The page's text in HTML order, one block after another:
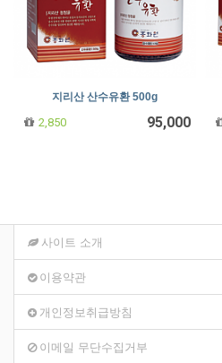
지리산 산수유환 500g
2,850 95,000
사이트 소개
이용약관
개인정보취급방침
이메일 무단수집거부